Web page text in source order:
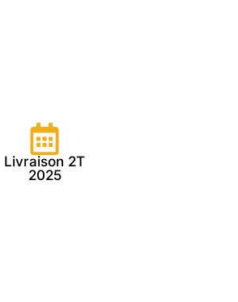
Livraison 2T
2025